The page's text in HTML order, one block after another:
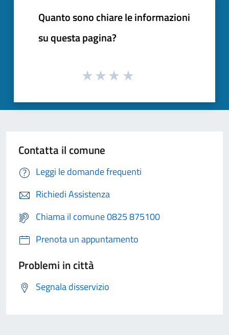
Quanto sono chiare le informazioni
su questa pagina?
Contatta il comune
Leggi le domande frequenti
Richiedi Assistenza
Chiama il comune 0825 875100
Prenota un appuntamento
Problemi in città
Segnala disservizio